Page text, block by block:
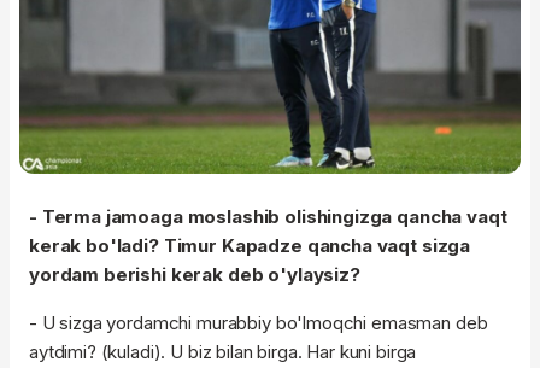
- Terma jamoaga moslashib olishingizga qancha vaqt
kerak bo'ladi? Timur Kapadze qancha vaqt sizga
yordam berishi kerak deb o'ylaysiz?
- U sizga yordamchi murabbiy bo'lmoqchi emasman deb
aytdimi? (kuladi). U biz bilan birga. Har kuni birga